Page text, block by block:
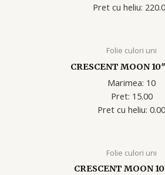
Pret cu heliu:
Folie culori uni
CRESCENT MOON
Marimea: 10
Pret: 15.00
Pret cu heliu: 0.00
Folie culori uni
CRESCENT MOON